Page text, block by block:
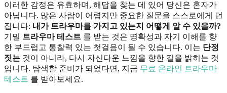
이러한 감정은 유효하며, 해답을 찾는 데 있어 당신은 혼자가
아닙니다. 많은 사람이 어렵지만 중요한 질문을 스스로에게 던
집니다: 내가 트라우마를 가지고 있는지 어떻게 알 수 있을까?
기밀 트라우마 테스트 를 받는 것은 명확성과 자기 이해를 향
한 부드럽고 통찰력 있는 첫걸음이 될 수 있습니다. 이는 단정
짓는 것이 아니라, 다시 자신다운 느낌을 향한 길을 밝히는 것
입니다. 탐색할 준비가 되었다면, 지금 무료 온라인 트라우마
테스트 를 받아보세요.